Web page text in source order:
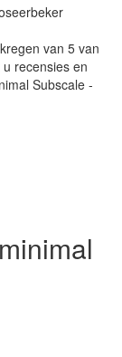
van 5 van
recensies en
Subscale -